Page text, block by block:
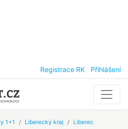
Registrace RK Přihlášení
1+1 Liberecký kraj Liberec